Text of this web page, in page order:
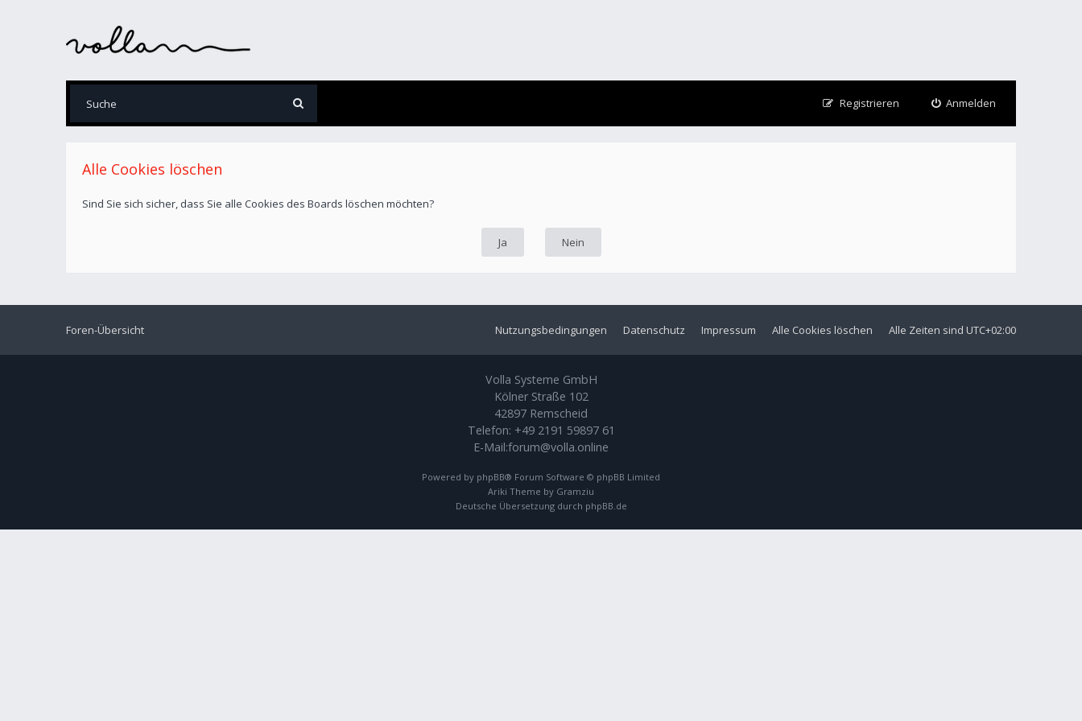
Anmelden
Registrieren
Alle Cookies löschen
Sind Sie sich sicher, dass Sie alle Cookies des Boards löschen möchten?
Foren-Übersicht Alle Zeiten sind UTC+02:00
Alle Cookies löschen
Impressum
Datenschutz
Nutzungsbedingungen
Volla Systeme GmbH
Kölner Straße 102
42897 Remscheid
Telefon: +49 2191 59897 61
E-Mail:forum@volla.online
Powered by phpBB® Forum Software © phpBB Limited
Ariki Theme by Gramziu
Deutsche Übersetzung durch phpBB.de